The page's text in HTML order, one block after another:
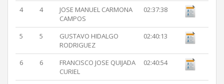
4 4
JOSE MANUEL CARMONA
CAMPOS
02:37:38
5 5
GUSTAVO HIDALGO
RODRIGUEZ
02:40:13
6 6
FRANCISCO JOSE QUIJADA
CURIEL
02:40:54